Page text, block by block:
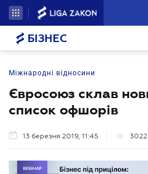
БІЗНЕС
Міжнародні відносини
Євросоюз склав
список офшорів
13 березня 2019, 11:45 3022